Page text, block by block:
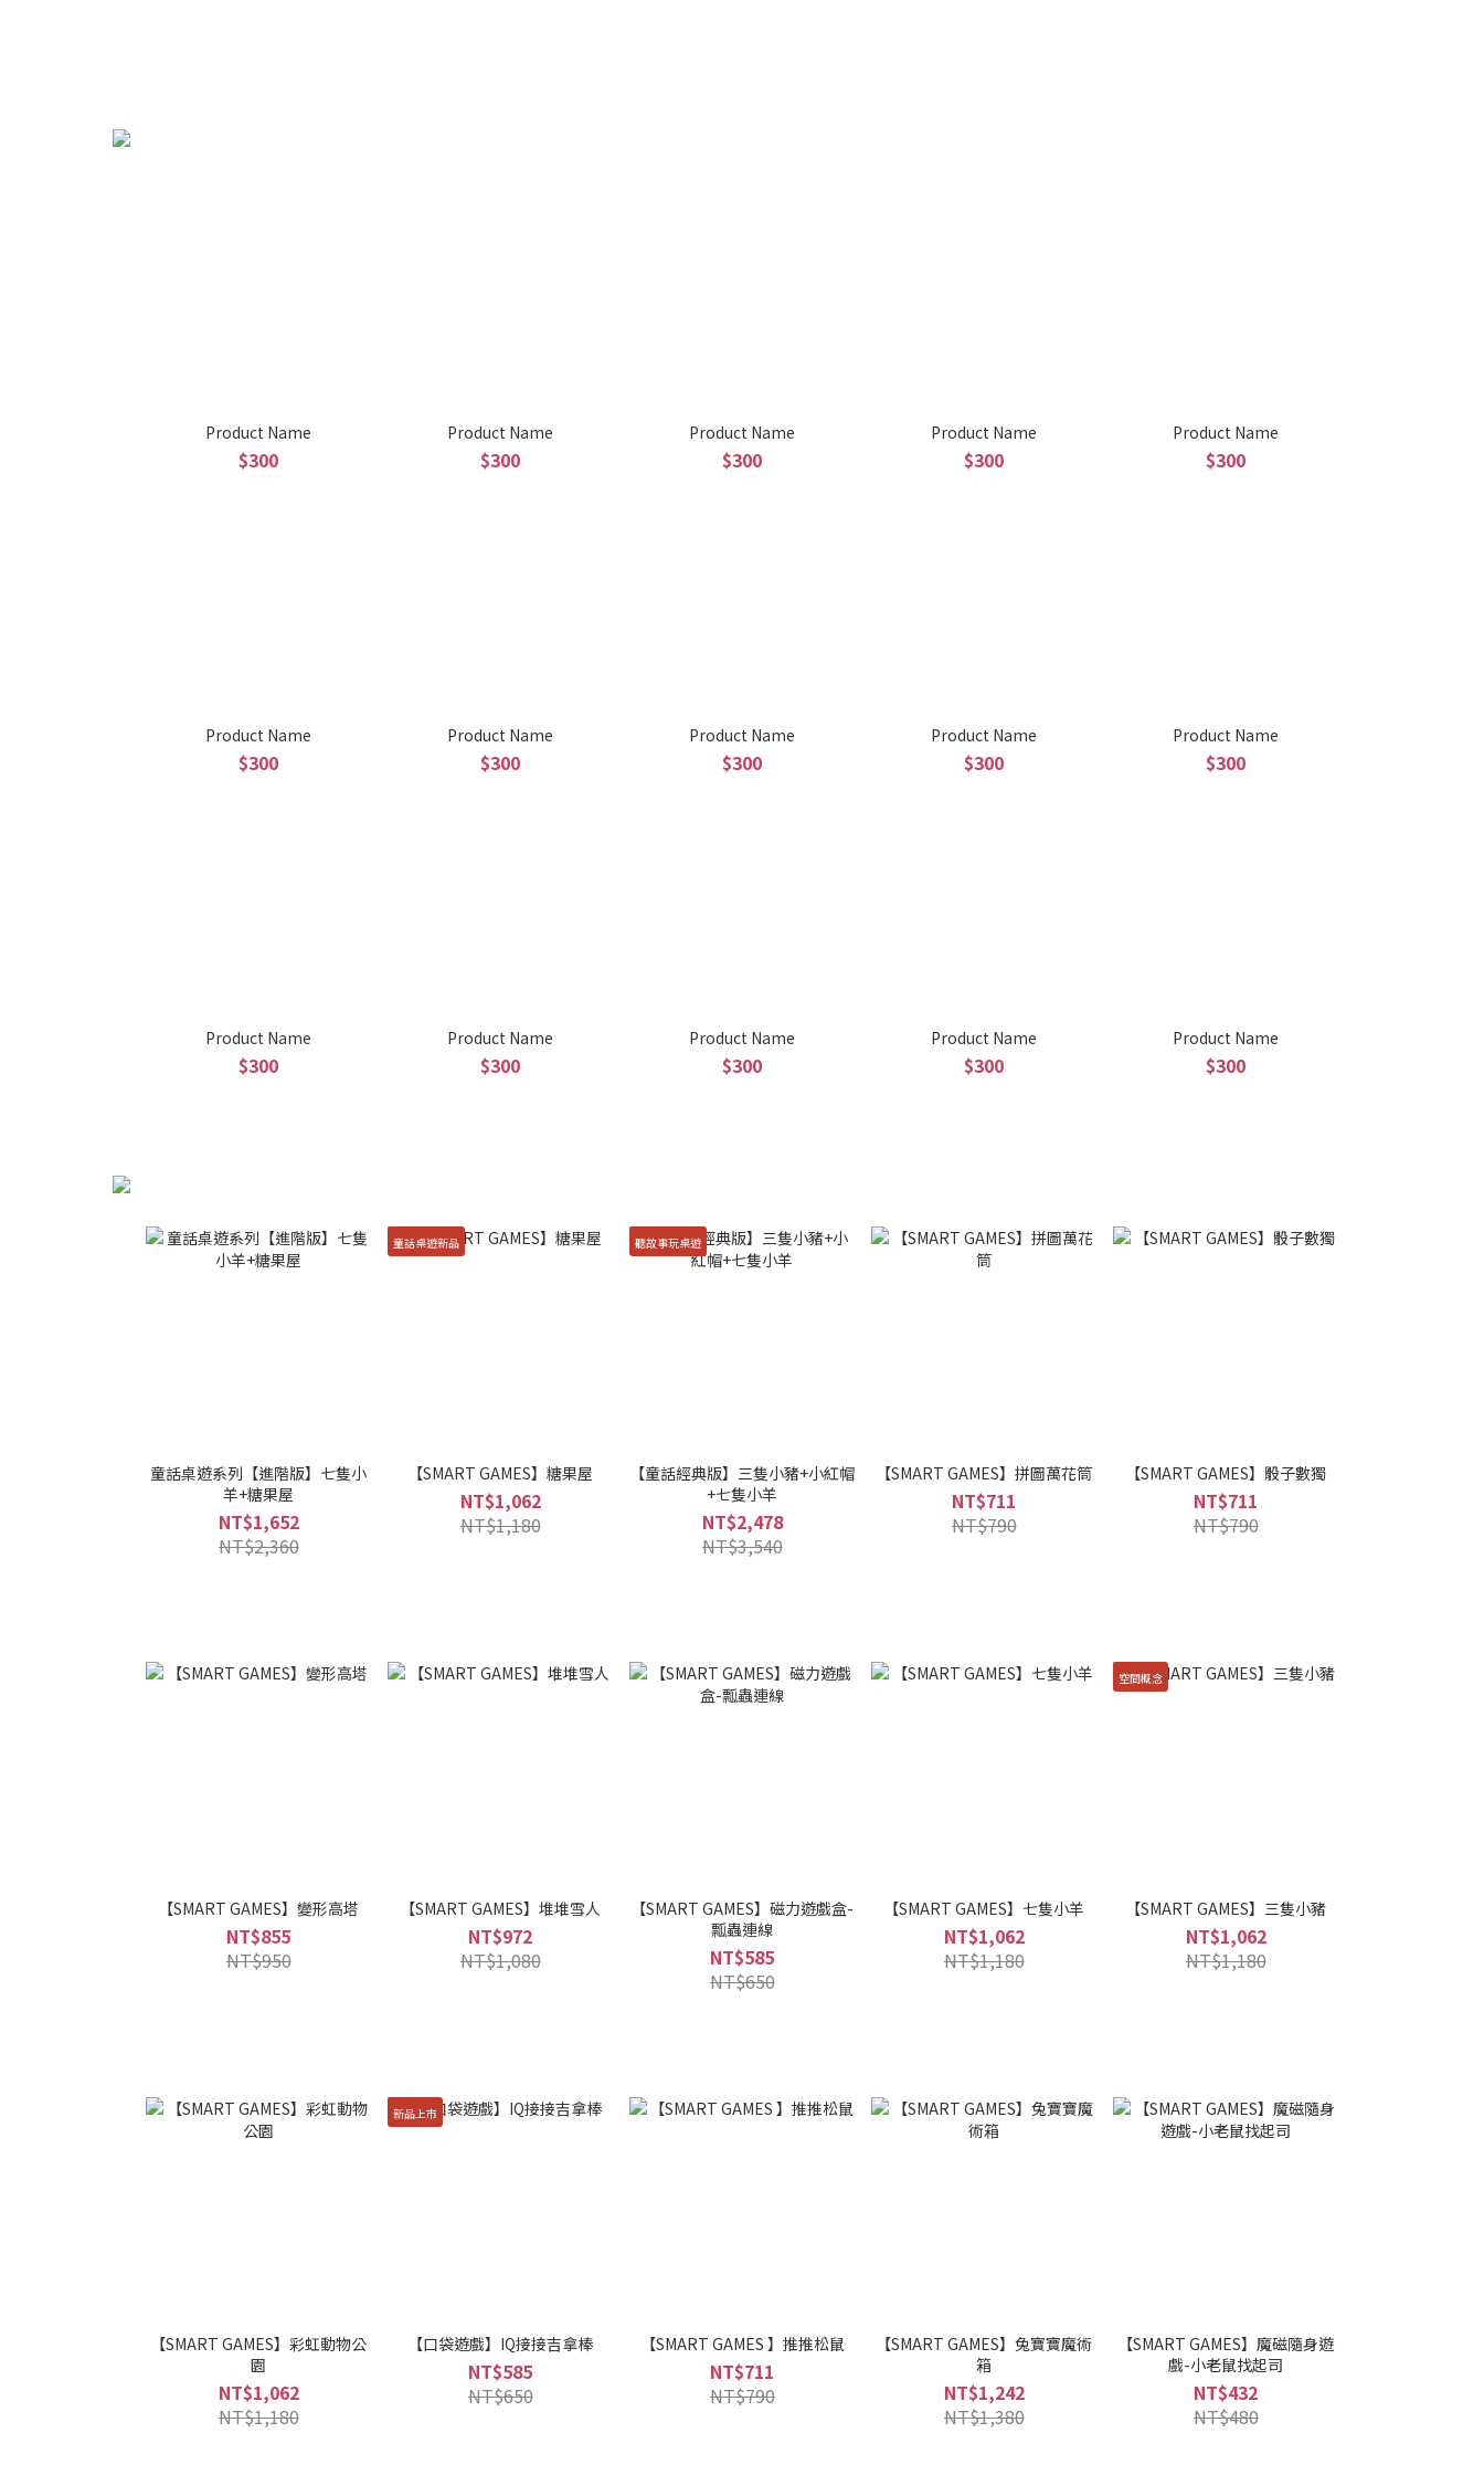
Product Name
$300
Product Name
$300
Product Name
$300
Product Name
$300
Product Name
$300
Product Name
$300
Product Name
$300
Product Name
$300
Product Name
$300
Product Name
$300
Product Name
$300
Product Name
$300
Product Name
$300
Product Name
$300
Product Name
$300
童話桌遊系列【進階版】七隻小
羊+糖果屋
NT$1,652
NT$2,360
童話桌遊新品
【SMART GAMES】糖果屋
NT$1,062
NT$1,180
聽故事玩桌遊
【童話經典版】三隻小豬+小紅帽
+七隻小羊
NT$2,478
NT$3,540
【SMART GAMES】拼圖萬花筒
NT$711
NT$790
【SMART GAMES】骰子數獨
NT$711
NT$790
【SMART GAMES】變形高塔
NT$855
NT$950
【SMART GAMES】堆堆雪人
NT$972
NT$1,080
【SMART GAMES】磁力遊戲盒-
瓢蟲連線
NT$585
NT$650
【SMART GAMES】七隻小羊
NT$1,062
NT$1,180
空間概念
【SMART GAMES】三隻小豬
NT$1,062
NT$1,180
【SMART GAMES】彩虹動物公
園
NT$1,062
NT$1,180
新品上市
【口袋遊戲】IQ接接吉拿棒
NT$585
NT$650
【SMART GAMES 】推推松鼠
NT$711
NT$790
【SMART GAMES】兔寶寶魔術
箱
NT$1,242
NT$1,380
【SMART GAMES】魔磁隨身遊
戲-小老鼠找起司
NT$432
NT$480